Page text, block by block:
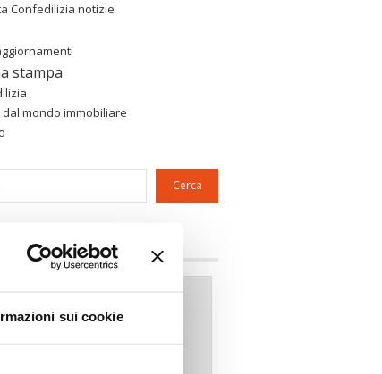
sui cookie
Confedilizia notizie
stampa
mondo immobiliare
Cerca
riservata Associazioni